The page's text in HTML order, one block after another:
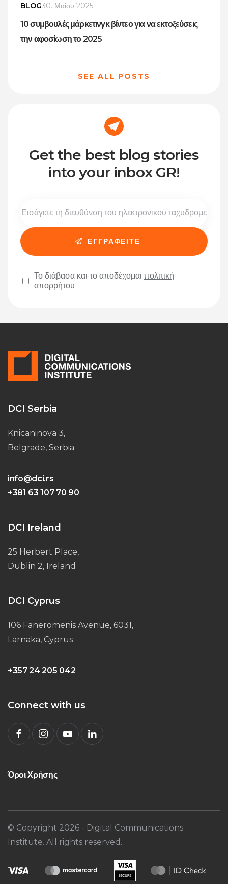
BLOG30. Μαΐου 2025.
10 συμβουλές μάρκετινγκ βίντεο για να εκτοξεύσεις
την αφοσίωση το 2025
SEE ALL POSTS
Get the best blog stories
into your inbox GR!
Το διάβασα και το αποδέχομαι πολιτική
απορρήτου
DCI Serbia
Knicaninova 3,
Belgrade, Serbia
info@dci.rs
+381 63 107 70 90
DCI Ireland
25 Herbert Place,
Dublin 2, Ireland
DCI Cyprus
106 Faneromenis Avenue, 6031,
Larnaka, Cyprus
+357 24 205 042
Connect with us
Όροι Χρήσης
© Copyright 2026 - Digital Communications
Institute. All rights reserved.